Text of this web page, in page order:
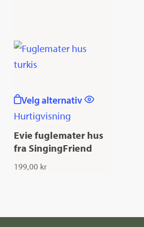
Velg alternativ
Hurtigvisning
Evie fuglemater hus
fra SingingFriend
199,00 kr